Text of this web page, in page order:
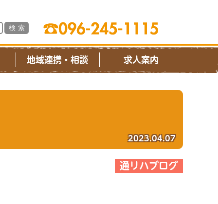
地域連携・相談 求人案内
2023.04.07
通リハブログ